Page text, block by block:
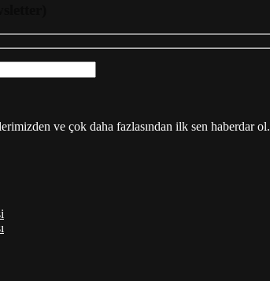
ve çok daha fazlasından ilk sen haberdar ol.